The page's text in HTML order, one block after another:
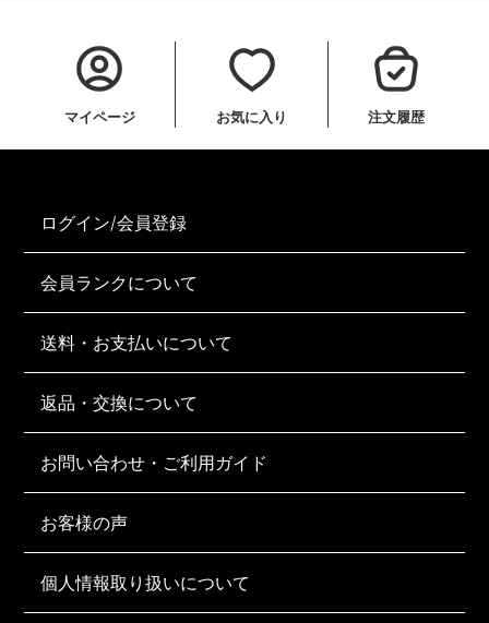
マイページ お気に入り 注文履歴
ログイン/会員登録
会員ランクについて
送料・お支払いについて
返品・交換について
お問い合わせ・ご利用ガイド
お客様の声
個人情報取り扱いについて